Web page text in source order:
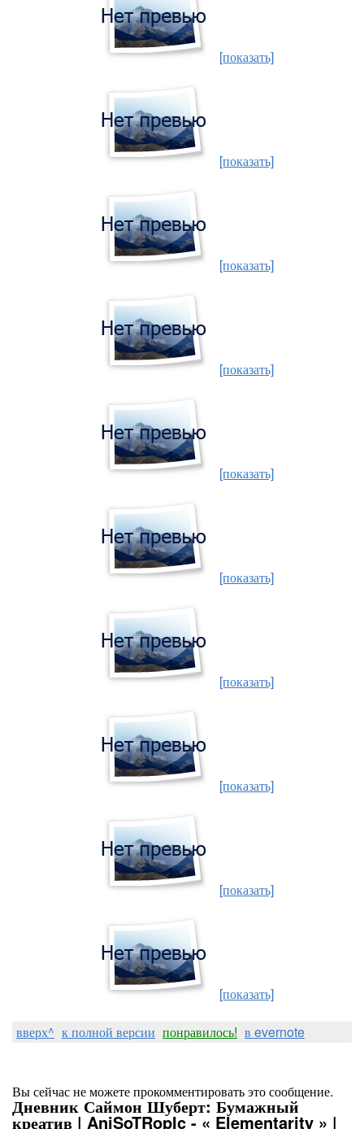
[показать]
[показать]
[показать]
[показать]
[показать]
[показать]
[показать]
[показать]
[показать]
[показать]
вверх^ к полной версии понравилось! в evernote
Вы сейчас не можете прокомментировать это сообщение.
Дневник Саймон Шуберт: Бумажный
креатив | AniSoTRopIc - « Elementarity » |